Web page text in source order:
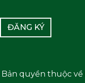
ĐĂNG KÝ
quyền thuộc về